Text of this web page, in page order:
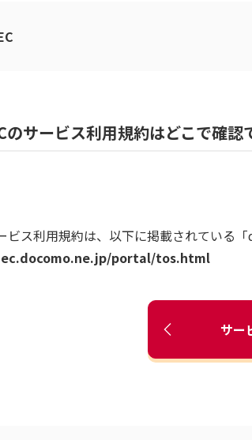
サービス利用規約はどこで確認
ス利用規約は、以下に掲載されている
portal/tos.html
サー